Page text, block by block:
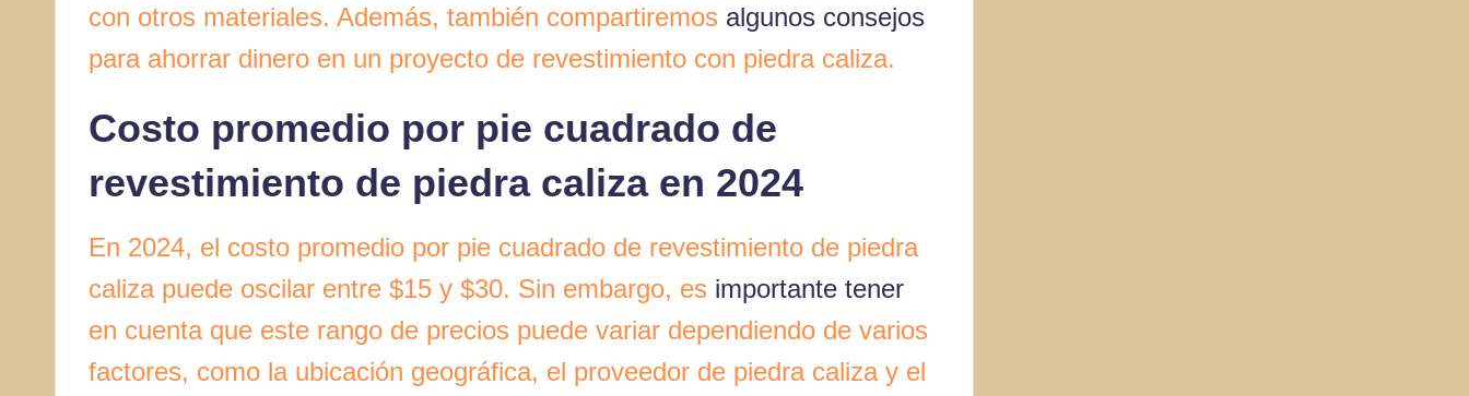
con otros materiales. Además, también compartiremos algunos consejos
para ahorrar dinero en un proyecto de revestimiento con piedra caliza.
Costo promedio por pie cuadrado de
revestimiento de piedra caliza en 2024
En 2024, el costo promedio por pie cuadrado de revestimiento de piedra
caliza puede oscilar entre $15 y $30. Sin embargo, es importante tener
en cuenta que este rango de precios puede variar dependiendo de varios
factores, como la ubicación geográfica, el proveedor de piedra caliza y el